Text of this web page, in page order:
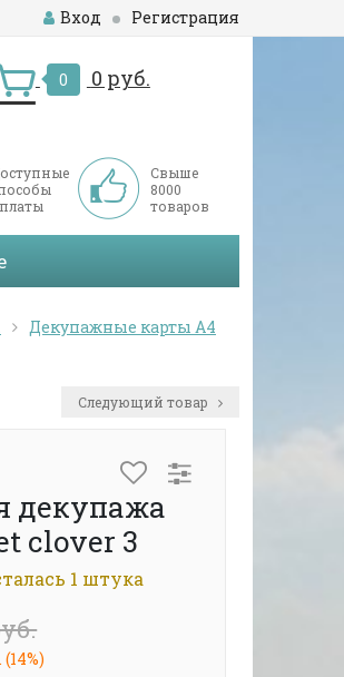
Вход Регистрация
0 0 руб.
Свыше
8000
товаров
Декупажные карты А4
Следующий товар
декупажа
clover 3
1 штука
(14%)